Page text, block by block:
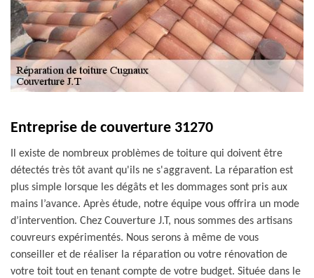
Entreprise de couverture 31270
Il existe de nombreux problèmes de toiture qui doivent être
détectés très tôt avant qu'ils ne s'aggravent. La réparation est
plus simple lorsque les dégâts et les dommages sont pris aux
mains l’avance. Après étude, notre équipe vous offrira un mode
d’intervention. Chez Couverture J.T, nous sommes des artisans
couvreurs expérimentés. Nous serons à même de vous
conseiller et de réaliser la réparation ou votre rénovation de
votre toit tout en tenant compte de votre budget. Située dans le